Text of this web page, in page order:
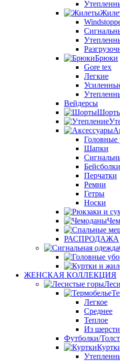
Брюки
Gore tex
Легкие
Вейдерсы
Головные
Шапки
Бейсболки
Перчатки
Ремни
Гетры
Носки
РАСПРОДАЖА
ЖЕНСКАЯ КОЛЛЕКЦИЯ
Легкое
Среднее
Теплое
Из
Футболки/